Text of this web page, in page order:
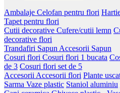
Ambalaje Celofan pentru flori
Tapet pentru flori
Cutii decorative Cufere/cutii lemn
decorative flori
Trandafiri Sapun Accesorii Sapun
Cosuri flori Cosuri flori 1 bucata
de 3 Cosuri flori set de 5
Accesorii Accesorii flori Plante
Sarma Vaze plastic Staniol aluminiu